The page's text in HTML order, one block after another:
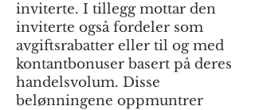
inviterte. I tillegg mottar den
inviterte også fordeler som
avgiftsrabatter eller til og med
kontantbonuser basert på deres
handelsvolum. Disse
belønningene oppmuntrer